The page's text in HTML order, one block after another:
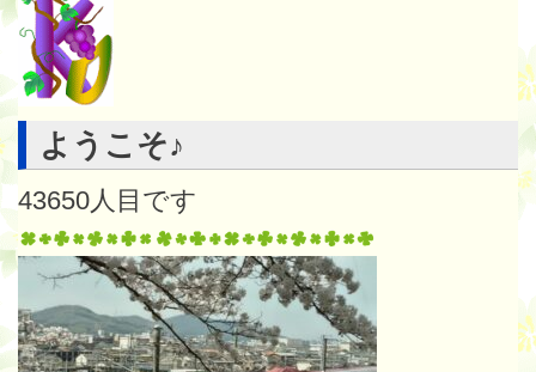
ようこそ♪
43650人目です